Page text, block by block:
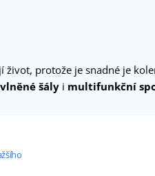
život, protože je snadné je
šály i multifunkční